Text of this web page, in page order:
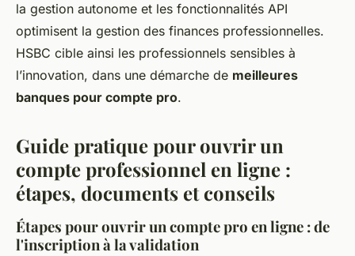
la gestion autonome et les fonctionnalités API
optimisent la gestion des finances professionnelles.
HSBC cible ainsi les professionnels sensibles à
l’innovation, dans une démarche de meilleures
banques pour compte pro.
Guide pratique pour ouvrir un
compte professionnel en ligne :
étapes, documents et conseils
Étapes pour ouvrir un compte pro en ligne : de
l'inscription à la validation